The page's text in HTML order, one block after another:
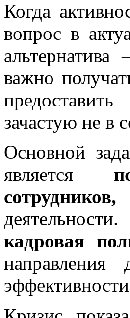
Когда
вопрос в
альтернатива
важно
зачастую не в
Основной
является
кадровая